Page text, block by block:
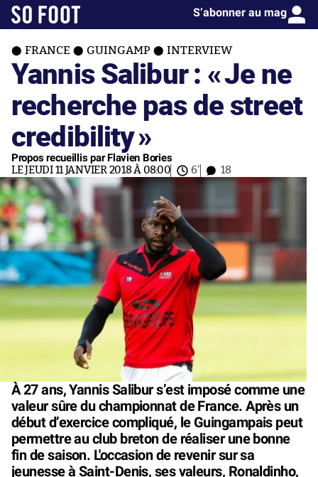
S’abonner au mag
FRANCE GUINGAMP INTERVIEW
Yannis Salibur : «Je ne
recherche pas de street
credibility»
Propos recueillis par Flavien Bories
LE JEUDI 11 JANVIER 2018 À 08:00 6' 18
À 27 ans, Yannis Salibur s’est imposé comme une
valeur sûre du championnat de France. Après un
début d’exercice compliqué, le Guingampais peut
permettre au club breton de réaliser une bonne
fin de saison. L'occasion de revenir sur sa
jeunesse à Saint-Denis, ses valeurs, Ronaldinho,